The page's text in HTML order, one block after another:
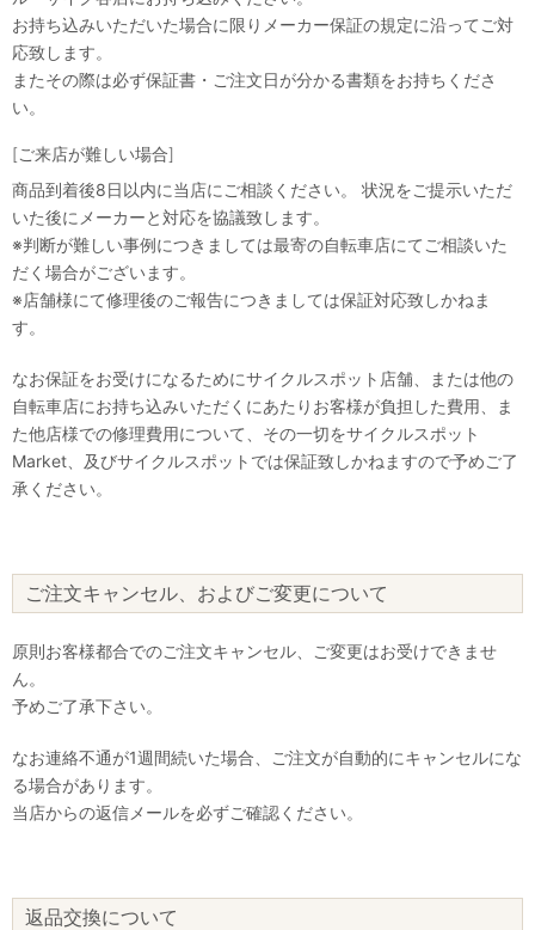
お持ち込みいただいた場合に限りメーカー保証の規定に沿ってご対
応致します。
またその際は必ず保証書・ご注文日が分かる書類をお持ちくださ
い。
[ご来店が難しい場合]
商品到着後8日以内に当店にご相談ください。 状況をご提示いただ
いた後にメーカーと対応を協議致します。
※判断が難しい事例につきましては最寄の自転車店にてご相談いた
だく場合がございます。
※店舗様にて修理後のご報告につきましては保証対応致しかねま
す。
なお保証をお受けになるためにサイクルスポット店舗、または他の
自転車店にお持ち込みいただくにあたりお客様が負担した費用、ま
た他店様での修理費用について、その一切をサイクルスポット
Market、及びサイクルスポットでは保証致しかねますので予めご了
承ください。
ご注文キャンセル、およびご変更について
原則お客様都合でのご注文キャンセル、ご変更はお受けできませ
ん。
予めご了承下さい。
なお連絡不通が1週間続いた場合、ご注文が自動的にキャンセルにな
る場合があります。
当店からの返信メールを必ずご確認ください。
返品交換について